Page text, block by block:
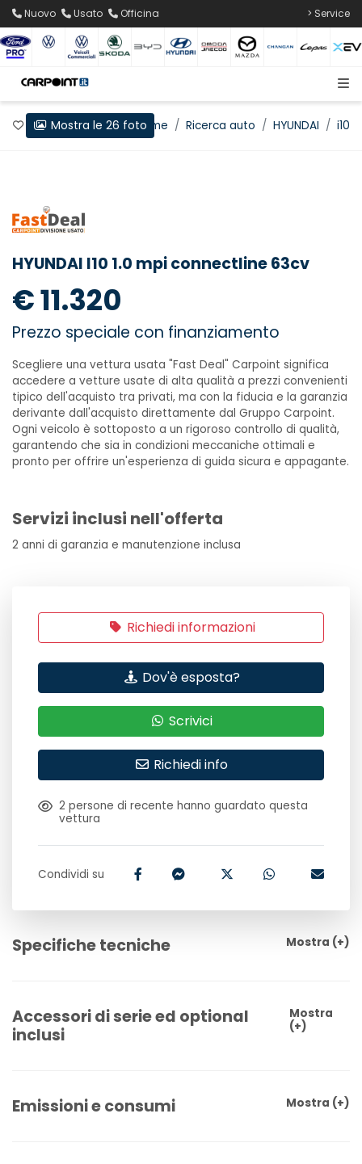
Nuovo Usato Officina > Service
Preferiti Home Ricerca auto HYUNDAI i10
Mostra le 26 foto
HYUNDAI I10 1.0 mpi connectline 63cv
€ 11.320
Prezzo speciale con finanziamento
Scegliere una vettura usata "Fast Deal" Carpoint significa
accedere a vetture usate di alta qualità a prezzi convenienti
tipico dell'acquisto tra privati, ma con la fiducia e la garanzia
derivante dall'acquisto direttamente dal Gruppo Carpoint.
Ogni veicolo è sottoposto a un rigoroso controllo di qualità,
garantendo che sia in condizioni meccaniche ottimali e
pronto per offrire un'esperienza di guida sicura e appagante.
Servizi inclusi nell'offerta
2 anni di garanzia e manutenzione inclusa
Richiedi informazioni
Dov'è esposta?
Scrivici
Richiedi info
2 persone di recente hanno guardato questa
vettura
Condividi su
Specifiche tecniche Mostra (+)
Accessori di serie ed optional
inclusi
Mostra
(+)
Emissioni e consumi Mostra (+)